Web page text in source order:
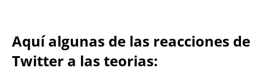
Aquí algunas de las reacciones de
Twitter a las teorias: